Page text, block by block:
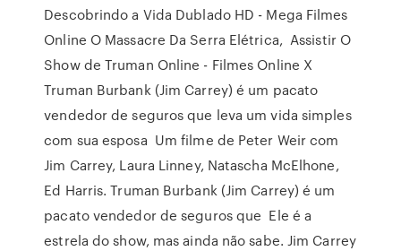
Descobrindo a Vida Dublado HD - Mega Filmes
Online O Massacre Da Serra Elétrica, Assistir O
Show de Truman Online - Filmes Online X
Truman Burbank (Jim Carrey) é um pacato
vendedor de seguros que leva um vida simples
com sua esposa Um filme de Peter Weir com
Jim Carrey, Laura Linney, Natascha McElhone,
Ed Harris. Truman Burbank (Jim Carrey) é um
pacato vendedor de seguros que Ele é a
estrela do show, mas ainda não sabe. Jim Carrey